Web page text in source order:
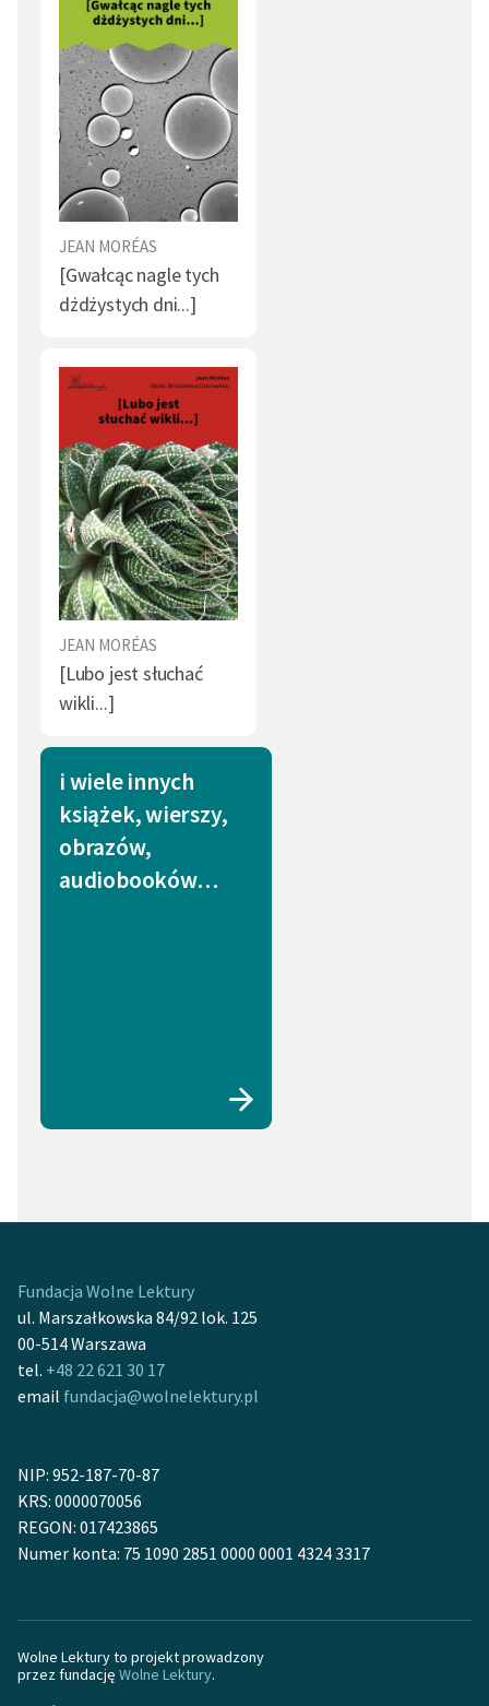
JEAN MORÉAS
[Gwałcąc nagle tych
dżdżystych dni...]
JEAN MORÉAS
[Lubo jest słuchać
wikli...]
i wiele innych
książek, wierszy,
obrazów,
audiobooków…
Fundacja Wolne Lektury
ul. Marszałkowska 84/92 lok. 125
00-514 Warszawa
tel. +48 22 621 30 17
email fundacja@wolnelektury.pl
NIP: 952-187-70-87
KRS: 0000070056
REGON: 017423865
Numer konta: 75 1090 2851 0000 0001 4324 3317
Wolne Lektury to projekt prowadzony
przez fundację Wolne Lektury.